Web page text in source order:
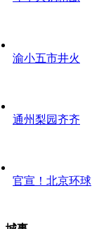
渝小五市井火
通州梨园齐齐
官宣！北京环球